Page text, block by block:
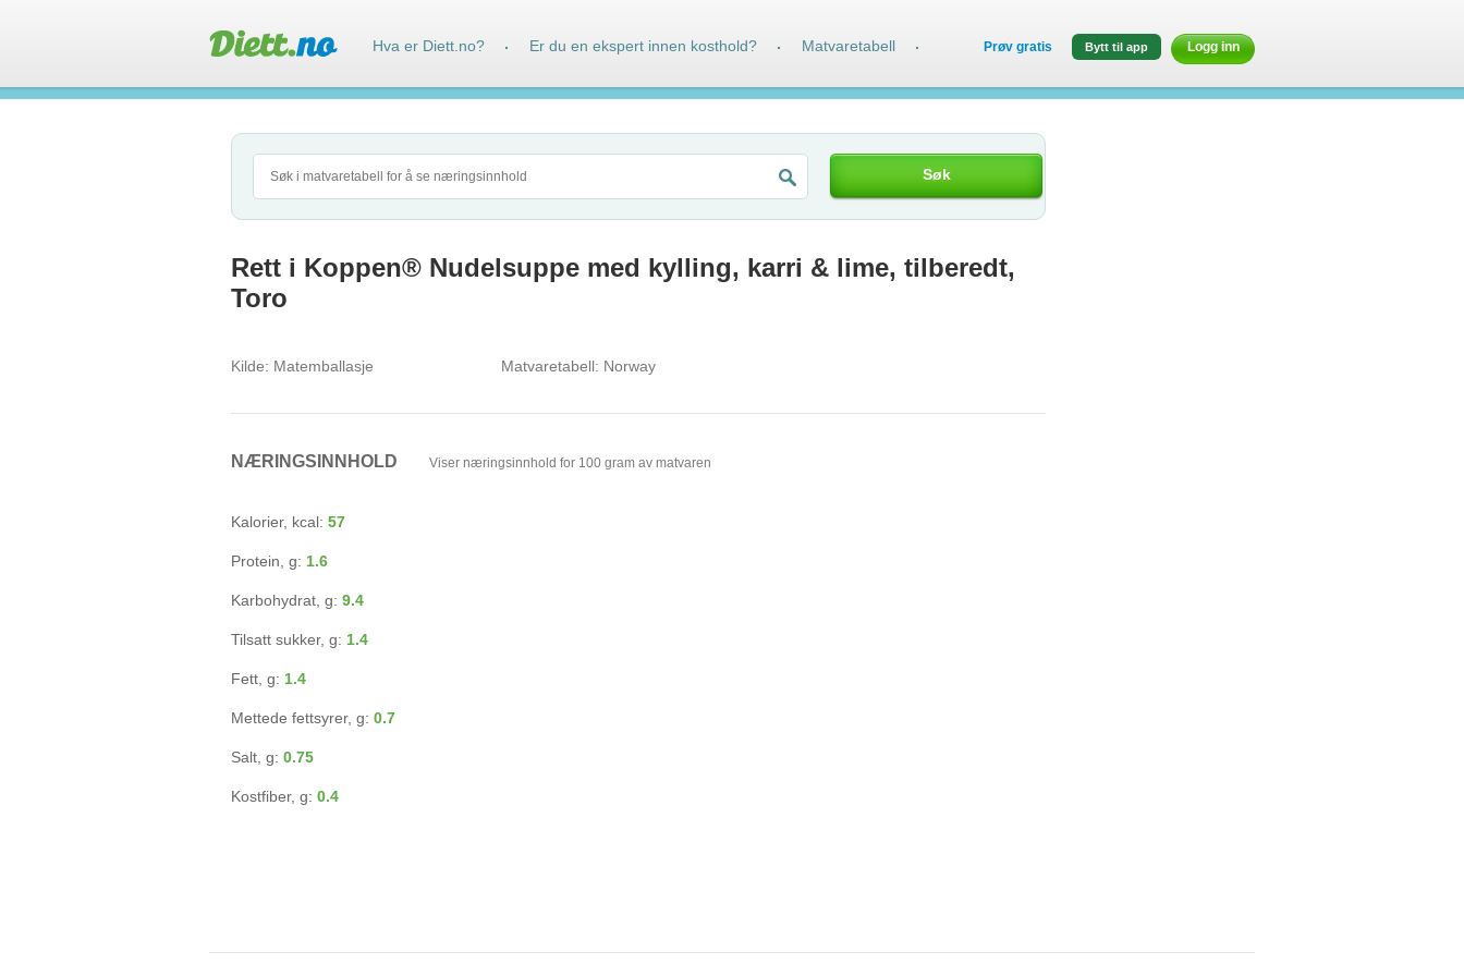
Søk
Rett i Koppen® Nudelsuppe med kylling, karri & lime, tilberedt,
Toro
Kilde: Matemballasje Matvaretabell: Norway
NÆRINGSINNHOLD Viser næringsinnhold for 100 gram av matvaren
Kalorier, kcal: 57
Protein, g: 1.6
Karbohydrat, g: 9.4
Tilsatt sukker, g: 1.4
Fett, g: 1.4
Mettede fettsyrer, g: 0.7
Salt, g: 0.75
Kostfiber, g: 0.4
Hva er Diett.no? · Er du en ekspert innen kosthold? · Matvaretabell · Prøv gratis Bytt til app Logg inn